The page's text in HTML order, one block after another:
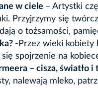
w ciele – Artystki
Przyjrzymy się
o tożsamości,
-Przez wieki kobiety
spojrzenie na
– cisza, światło i
nalewają mleko,